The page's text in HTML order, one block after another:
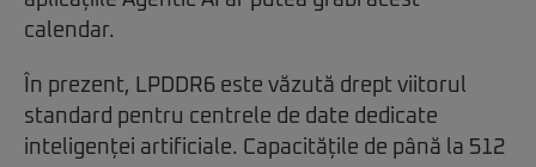
calendar.
În prezent, LPDDR6 este văzută drept viitorul
standard pentru centrele de date dedicate
inteligenței artificiale. Capacitățile de până la 512